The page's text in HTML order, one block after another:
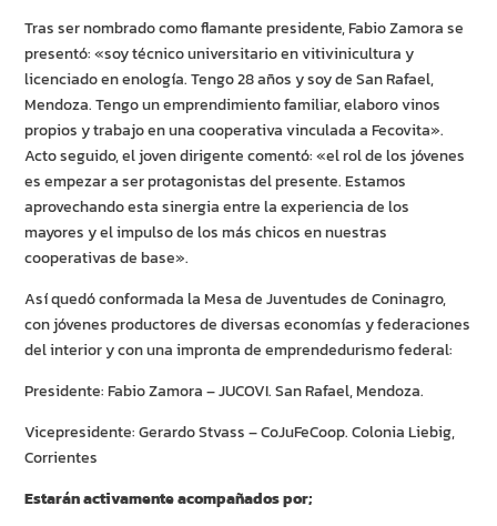
Tras ser nombrado como flamante presidente, Fabio Zamora se
presentó: «soy técnico universitario en vitivinicultura y
licenciado en enología. Tengo 28 años y soy de San Rafael,
Mendoza. Tengo un emprendimiento familiar, elaboro vinos
propios y trabajo en una cooperativa vinculada a Fecovita».
Acto seguido, el joven dirigente comentó: «el rol de los jóvenes
es empezar a ser protagonistas del presente. Estamos
aprovechando esta sinergia entre la experiencia de los
mayores y el impulso de los más chicos en nuestras
cooperativas de base».
Así quedó conformada la Mesa de Juventudes de Coninagro,
con jóvenes productores de diversas economías y federaciones
del interior y con una impronta de emprendedurismo federal:
Presidente: Fabio Zamora – JUCOVI. San Rafael, Mendoza.
Vicepresidente: Gerardo Stvass – CoJuFeCoop. Colonia Liebig,
Corrientes
Estarán activamente acompañados por;